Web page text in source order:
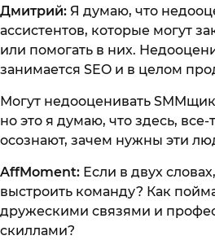
Дмитрий: Я думаю, что
ассистентов, которые могут
или помогать в них.
занимается SEO и в целом
Могут недооценивать
но это я думаю, что здесь,
осознают, зачем нужны эти
AffMoment: Если в двух
выстроить команду? Как
дружескими связями и
скиллами?